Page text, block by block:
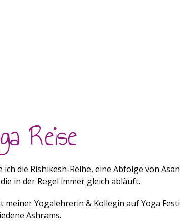
Reise
die Rishikesh-Reihe, eine Abfolge von
in der Regel immer gleich abläuft.
meiner Yogalehrerin & Kollegin auf Yoga
Ashrams.